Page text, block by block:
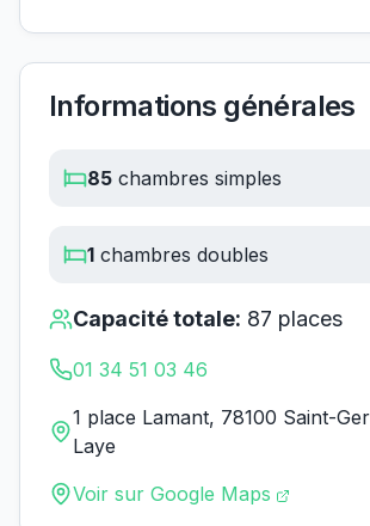
Informations générales
85 chambres simples
1 chambres doubles
Capacité totale: 87 places
01 34 51 03 46
1 place Lamant, 78100 Saint-
Laye
Voir sur Google Maps